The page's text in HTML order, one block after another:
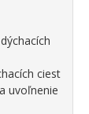
ciest
uvoľnenie